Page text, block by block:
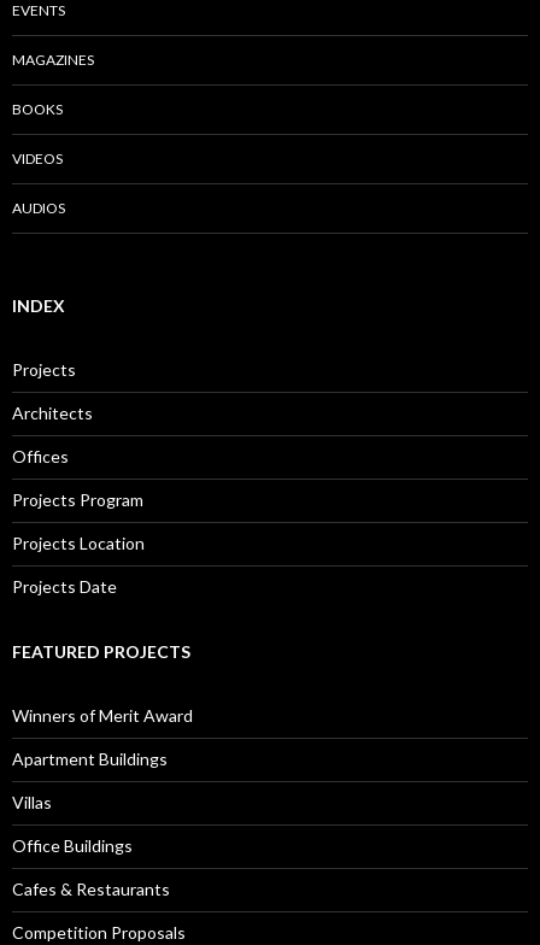
EVENTS
MAGAZINES
BOOKS
VIDEOS
AUDIOS
INDEX
Projects
Architects
Offices
Projects Program
Projects Location
Projects Date
FEATURED PROJECTS
Winners of Merit Award
Apartment Buildings
Villas
Office Buildings
Cafes & Restaurants
Competition Proposals